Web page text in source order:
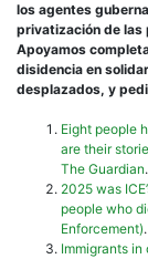
los agentes
privatización de las
Apoyamos
disidencia en
desplazados, y
Eight people
are their
The Guardian.
2025 was
people who
Enforcement).
Immigrants in